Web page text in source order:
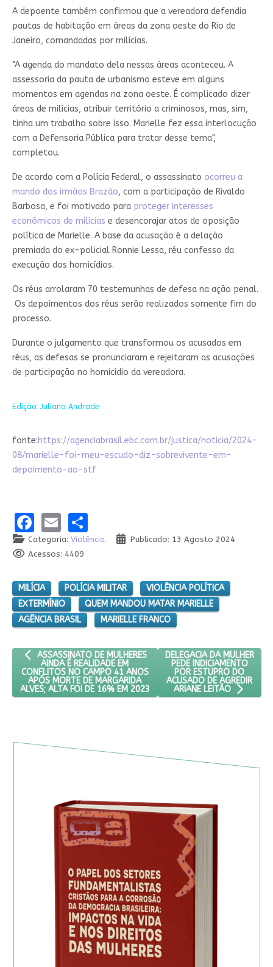
A depoente também confirmou que a vereadora defendia
pautas de habitação em áreas da zona oeste do Rio de
Janeiro, comandadas por milícias.
"A agenda do mandato dela nessas áreas aconteceu. A
assessoria da pauta de urbanismo esteve em alguns
momentos em agendas na zona oeste. É complicado dizer
áreas de milícias, atribuir território a criminosos, mas, sim,
tinha um trabalho sobre isso. Marielle fez essa interlocução
com a Defensoria Pública para tratar desse tema",
completou.
De acordo com a Polícia Federal, o assassinato ocorreu a
mando dos irmãos Brazão, com a participação de Rivaldo
Barbosa, e foi motivado paraproteger interesses
econômicos de milícias e desencorajar atos de oposição
política de Marielle. A base da acusação é a delação
premiada do ex-policial Ronnie Lessa, réu confesso da
execução dos homicídios.
Os réus arrolaram 70 testemunhas de defesa na ação penal.
Os depoimentos dos réus serão realizados somente fim do
processo.
Durante o julgamento que transformou os acusados em
réus, as defesas se pronunciaram e rejeitaram as acusações
de participação no homicídio da vereadora.
Edição: Juliana Andrade
fonte:https://agenciabrasil.ebc.com.br/justica/noticia/2024-
08/marielle-foi-meu-escudo-diz-sobrevivente-em-
depoimento-ao-stf
Facebook
EmailShare
Categoria: Violência
Publicado: 13 Agosto 2024
Acessos: 4409
MILÍCIA POLÍCIA MILITAR
VIOLÊNCIA POLÍTICA
EXTERMÍNIO
QUEM MANDOU MATAR MARIELLE
AGÊNCIA BRASIL
MARIELLE FRANCO
ARTIGO ANTERIOR: ASSASSINATO DE MULHERES AINDA É
ASSASSINATO DE MULHERES
AINDA É REALIDADE EM
CONFLITOS NO CAMPO 41 ANOS
APÓS MORTE DE MARGARIDA
ALVES; ALTA FOI DE 16% EM 2023
PRÓXIMO ARTIGO:
DELEGACIA DA MULHER
PEDE INDICIAMENTO
POR ESTUPRO DO
ACUSADO DE AGREDIR
ARIANE LEITÃO